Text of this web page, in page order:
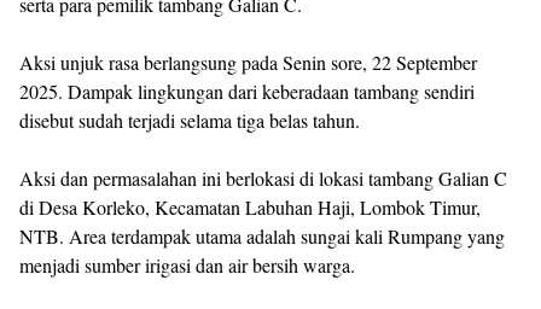
Aksi unjuk rasa berlangsung pada Senin sore, 22 September
2025. Dampak lingkungan dari keberadaan tambang sendiri
disebut sudah terjadi selama tiga belas tahun.
Aksi dan permasalahan ini berlokasi di lokasi tambang Galian C
di Desa Korleko, Kecamatan Labuhan Haji, Lombok Timur,
NTB. Area terdampak utama adalah sungai kali Rumpang yang
menjadi sumber irigasi dan air bersih warga.